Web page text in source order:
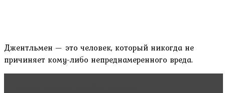
Джентльмен — это человек, который никогда не
причиняет кому-либо непреднамеренного вреда.